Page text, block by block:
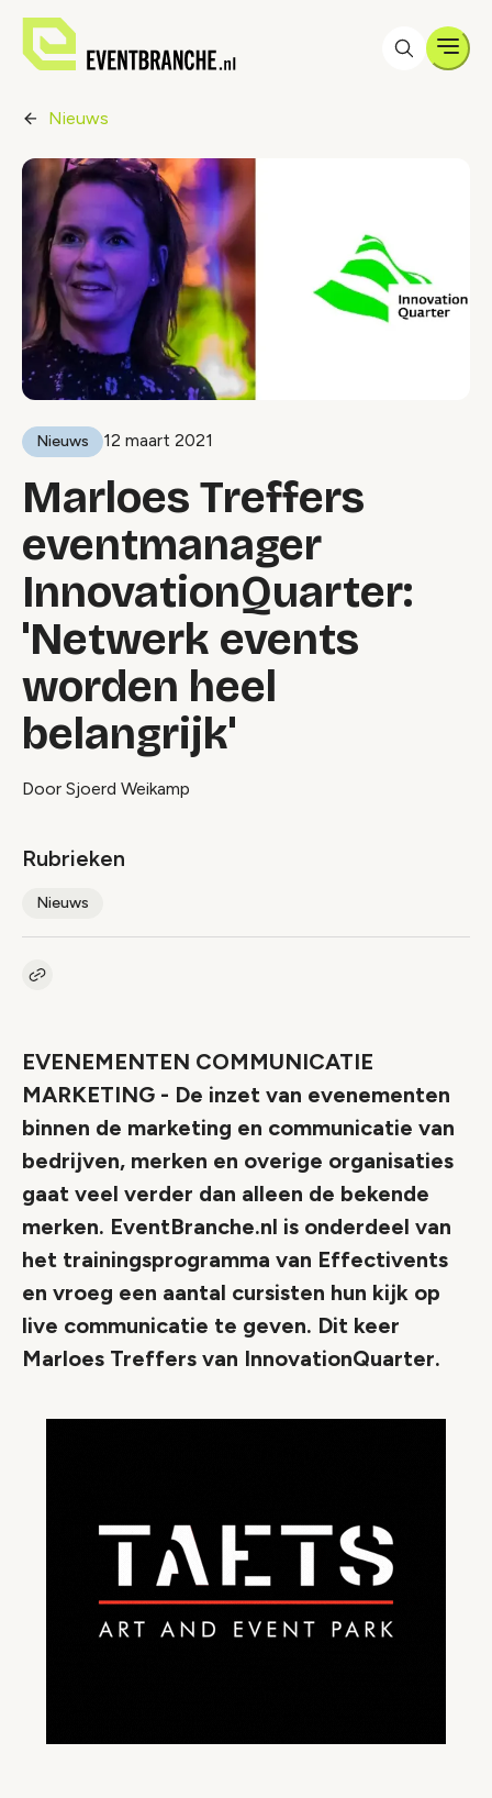
Nieuws
Nieuws 12 maart 2021
Marloes Treffers
eventmanager
InnovationQuarter:
'Netwerk events
worden heel
belangrijk'
Door Sjoerd Weikamp
Rubrieken
Nieuws
Kopieer link naar artikel
EVENEMENTEN COMMUNICATIE
MARKETING - De inzet van evenementen
binnen de marketing en communicatie van
bedrijven, merken en overige organisaties
gaat veel verder dan alleen de bekende
merken. EventBranche.nl is onderdeel van
het trainingsprogramma van Effectivents
en vroeg een aantal cursisten hun kijk op
live communicatie te geven. Dit keer
Marloes Treffers van InnovationQuarter.